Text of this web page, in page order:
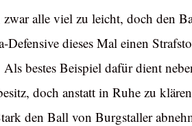
alle viel zu leicht, doch den
dieses Mal einen
bestes Beispiel dafür dient
doch anstatt in Ruhe zu
den Ball von Burgstaller